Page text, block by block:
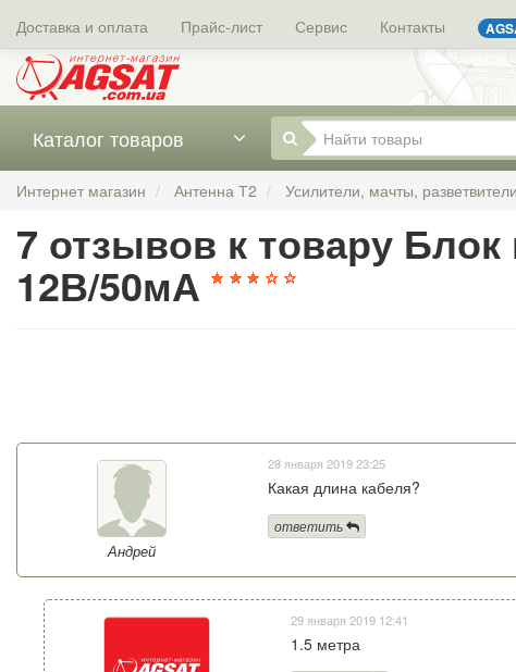
Доставка и оплата Прайс-лист Сервис Контакты
Каталог товаров
Интернет магазин Антенна Т2 Усилители, мачты,
7 отзывов к товару Блок
12В/50мА
Андрей
28 января 2019 23:25
Какая длина кабеля?
ответить
29 января 2019 12:41
1.5 метра